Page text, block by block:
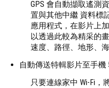
GPS 會自動擷取遙測
置與其他中繼 資料標
應用程式，在影片上
以透過此較為精采的
速度、路徑、地形、
自動傳送特輯影片至手機
只要連線家中 Wi-Fi，